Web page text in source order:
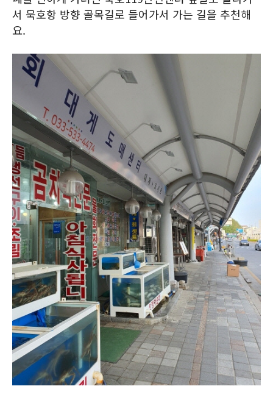
서 묵호항 방향 골목길로 들어가서 가는 길을 추천해
요.